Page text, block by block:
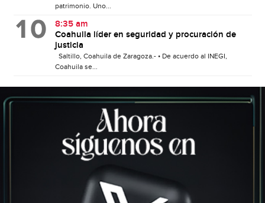
patrimonio. Uno...
8:35 am
Coahuila líder en seguridad y procuración de
justicia
Saltillo, Coahuila de Zaragoza.- • De acuerdo al INEGI,
Coahuila se...